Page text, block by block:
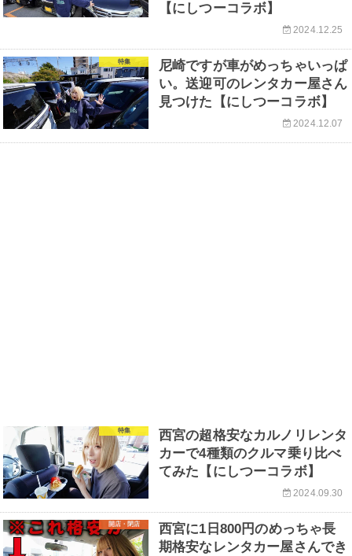
【にしつーコラボ】
2024.12.25
特集
尼崎ですが車がめっちゃいっぱ
い。送迎可のレンタカー屋さん
見つけた【にしつーコラボ】
2024.12.07
特集
西宮の超格安なカルノリレンタ
カーで4種類のクルマ乗り比べ
てみた【にしつーコラボ】
2024.09.30
開店・閉店
西宮に1日800円のめっちゃ長
期格安なレンタカー屋さんでき